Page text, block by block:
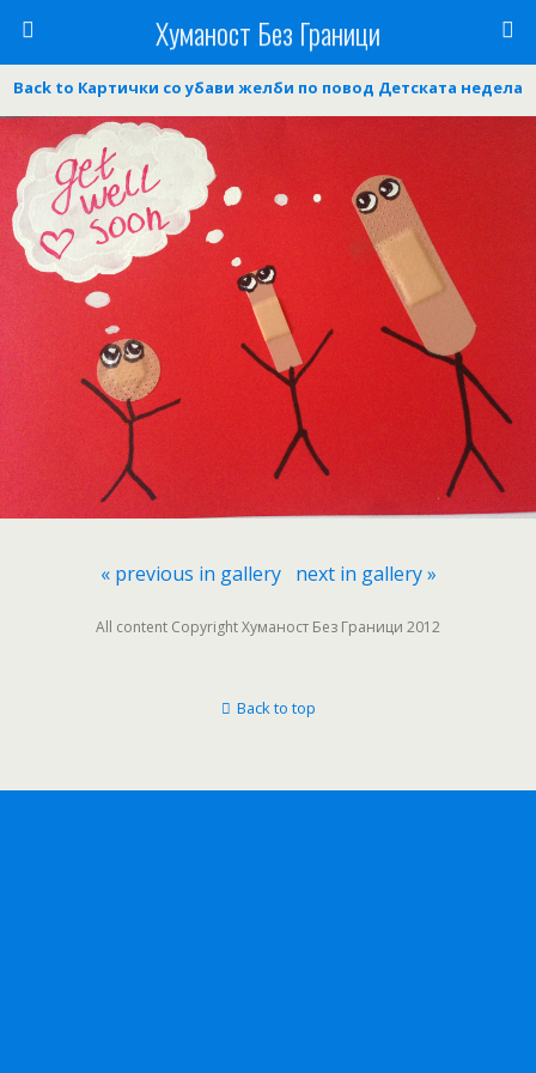
Хуманост Без Граници
Back to Картички со убави желби по повод Детската недела
« previous in gallery next in gallery »
All content Copyright Хуманост Без Граници 2012
Back to top